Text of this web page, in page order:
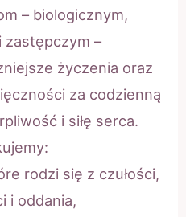
– biologicznym,
zastępczym –
życzenia oraz
za codzienną
i siłę serca.
rodzi się z czułości,
i oddania,